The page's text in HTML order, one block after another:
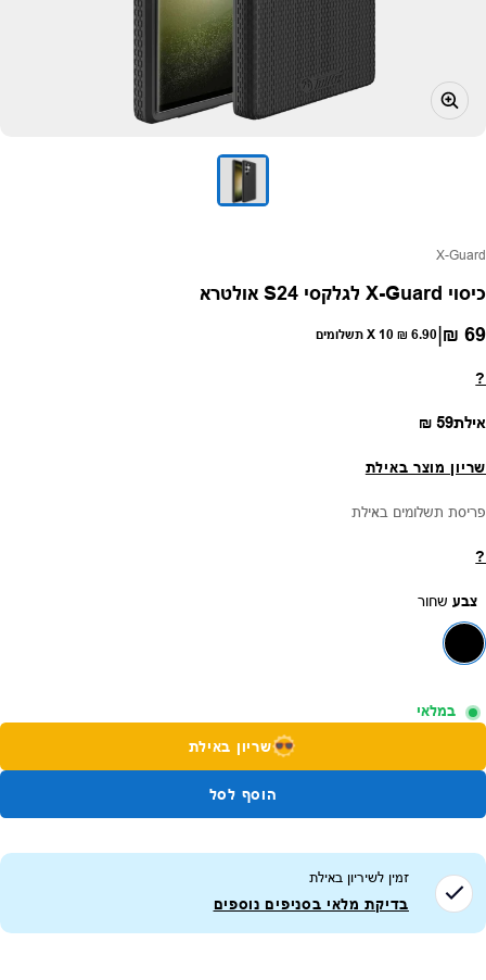
ספק:
X-Guard
כיסוי X-Guard לגלקסי S24 אולטרא
מחיר רגיל
69 ₪
|
6.90 ₪ X 10 תשלומים
?
אילתמחיר רגיל
59 ₪
שריון מוצר באילת
פריסת תשלומים באילת
?
צבע שחור
במלאי
שריון באילת
הוסף לסל
זמין לשיריון באילת
בדיקת מלאי בסניפים נוספים